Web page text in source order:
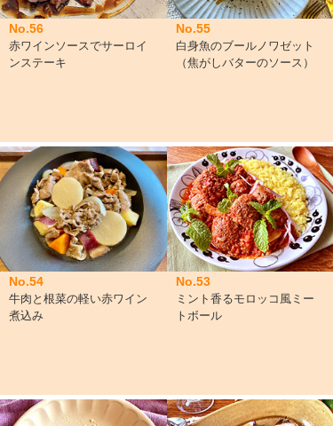
No.56
赤ワインソースでサーロイ
ンステーキ
No.55
白身魚のブールノワゼット
（焦がしバターのソース）
No.54
牛肉と根菜の軽い赤ワイン
煮込み
No.53
ミント香るモロッコ風ミー
トボール